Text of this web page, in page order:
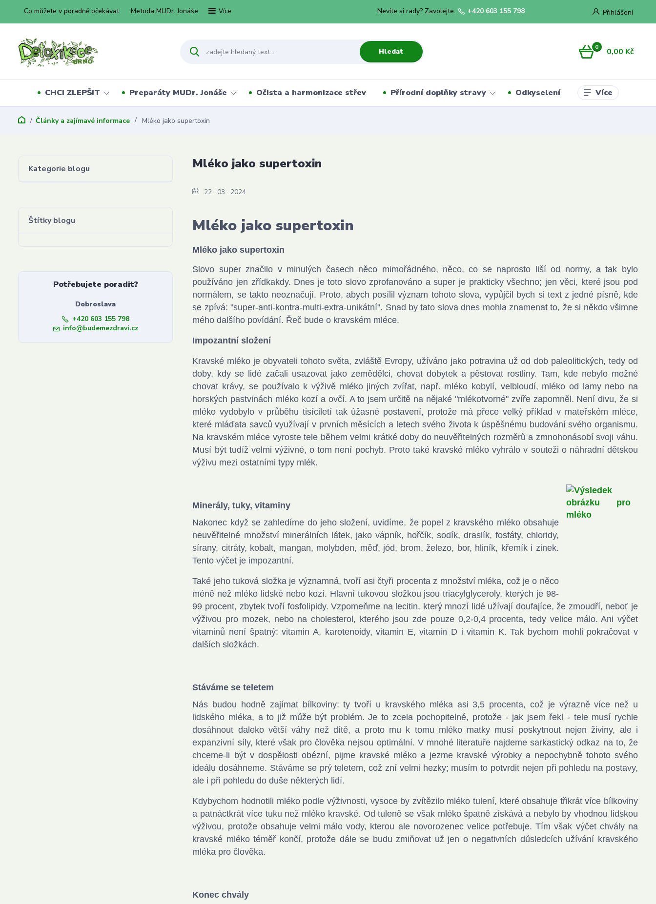
Co můžete v poradně očekávat Metoda MUDr. Jonáše Více Přihlášení
Hledat
Nevíte si rady? Zavolejte. +420 603 155 798
0 0,00 Kč
CHCI ZLEPŠIT Preparáty MUDr. Jonáše Očista a harmonizace střev Přírodní doplňky stravy Odkyselení Více
Články a zajímavé informace Mléko jako supertoxin
Kategorie blogu
Štítky blogu
Potřebujete poradit?
Dobroslava
+420 603 155 798
info@budemezdravi.cz
22 03 2024
Mléko jako supertoxin
Mléko jako supertoxin
Mléko jako supertoxin
Slovo super značilo v minulých časech něco mimořádného, něco, co se naprosto liší od normy, a tak bylo
používáno jen zřídkakdy. Dnes je toto slovo zprofanováno a super je prakticky všechno; jen věci, které jsou pod
normálem, se takto neoznačují. Proto, abych posílil význam tohoto slova, vypůjčil bych si text z jedné písně, kde
se zpívá: "super-anti-kontra-multi-extra-unikátní". Snad by tato slova dnes mohla znamenat to, že si někdo všimne
mého dalšího povídání. Řeč bude o kravském mléce.
Impozantní složení
Kravské mléko je obyvateli tohoto světa, zvláště Evropy, užíváno jako potravina už od dob paleolitických, tedy od
doby, kdy se lidé začali usazovat jako zemědělci, chovat dobytek a pěstovat rostliny. Tam, kde nebylo možné
chovat krávy, se používalo k výživě mléko jiných zvířat, např. mléko kobylí, velbloudí, mléko od lamy nebo na
horských pastvinách mléko kozí a ovčí. A to jsem určitě na nějaké "mlékotvorné" zvíře zapomněl. Není divu, že si
mléko vydobylo v průběhu tisíciletí tak úžasné postavení, protože má přece velký příklad v mateřském mléce,
které mláďata savců využívají v prvních měsících a letech svého života k úspěšnému budování svého organismu.
Na kravském mléce vyroste tele během velmi krátké doby do neuvěřitelných rozměrů a zmnohonásobí svoji váhu.
Musí být tudíž velmi výživné, o tom není pochyb. Proto také kravské mléko vyhrálo v souteži o náhradní dětskou
výživu mezi ostatními typy mlék.
Minerály, tuky, vitaminy
Nakonec když se zahledíme do jeho složení, uvidíme, že popel z kravského mléko obsahuje
neuvěřitelné množství minerálních látek, jako vápník, hořčík, sodík, draslík, fosfáty, chloridy,
sírany, citráty, kobalt, mangan, molybden, měď, jód, brom, železo, bor, hliník, křemík i zinek.
Tento výčet je impozantní.
Také jeho tuková složka je významná, tvoří asi čtyři procenta z množství mléka, což je o něco
méně než mléko lidské nebo kozí. Hlavní tukovou složkou jsou triacylglyceroly, kterých je 98-
99 procent, zbytek tvoří fosfolipidy. Vzpomeňme na lecitin, který mnozí lidé užívají doufajíce, že zmoudří, neboť je
výživou pro mozek, nebo na cholesterol, kterého jsou zde pouze 0,2-0,4 procenta, tedy velice málo. Ani výčet
vitaminů není špatný: vitamin A, karotenoidy, vitamin E, vitamin D i vitamin K. Tak bychom mohli pokračovat v
dalších složkách.
Stáváme se teletem
Nás budou hodně zajímat bílkoviny: ty tvoří u kravského mléka asi 3,5 procenta, což je výrazně více než u
lidského mléka, a to již může být problém. Je to zcela pochopitelné, protože - jak jsem řekl - tele musí rychle
dosáhnout daleko větší váhy než dítě, a proto mu k tomu mléko matky musí poskytnout nejen živiny, ale i
expanzivní síly, které však pro člověka nejsou optimální. V mnohé literatuře najdeme sarkastický odkaz na to, že
chceme-li být v dospělosti obézní, pijme kravské mléko a jezme kravské výrobky a nepochybně tohoto svého
ideálu dosáhneme. Stáváme se prý teletem, což zní velmi hezky; musím to potvrdit nejen při pohledu na postavy,
ale i při pohledu do duše některých lidí.
Kdybychom hodnotili mléko podle výživnosti, vysoce by zvítězilo mléko tulení, které obsahuje třikrát více bílkoviny
a patnáctkrát více tuku než mléko kravské. Od tuleně se však mléko špatně získává a nebylo by vhodnou lidskou
výživou, protože obsahuje velmi málo vody, kterou ale novorozenec velice potřebuje. Tím však výčet chvály na
kravské mléko téměř končí, protože dále se budu zmiňovat už jen o negativních důsledcích užívání kravského
mléka pro člověka.
Konec chvály